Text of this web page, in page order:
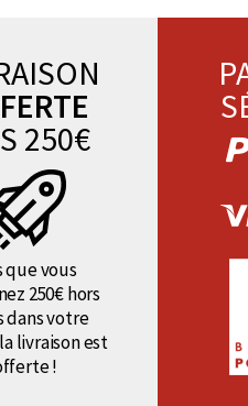
250€
que vous
250€ hors
dans votre
livraison est
!